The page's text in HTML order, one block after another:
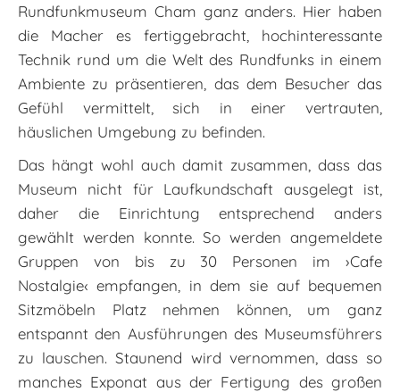
Rundfunkmuseum Cham ganz anders. Hier haben
die Macher es fertiggebracht, hochinteressante
Technik rund um die Welt des Rundfunks in einem
Ambiente zu präsentieren, das dem Besucher das
Gefühl vermittelt, sich in einer vertrauten,
häuslichen Umgebung zu befinden.
Das hängt wohl auch damit zusammen, dass das
Museum nicht für Laufkundschaft ausgelegt ist,
daher die Einrichtung entsprechend anders
gewählt werden konnte. So werden angemeldete
Gruppen von bis zu 30 Personen im ›Cafe
Nostalgie‹ empfangen, in dem sie auf bequemen
Sitzmöbeln Platz nehmen können, um ganz
entspannt den Ausführungen des Museumsführers
zu lauschen. Staunend wird vernommen, dass so
manches Exponat aus der Fertigung des großen